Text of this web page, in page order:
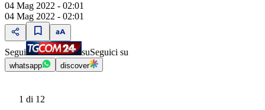
04 Mag 2022 - 02:01
04 Mag 2022 - 02:01
Segui suSeguici su
whatsapp discover
1 di 12